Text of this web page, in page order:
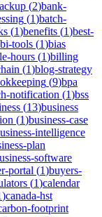
(2)bank-
(1)batch-
(1)benefits (1)best-
bi-tools (1)bias
hours (1)billing
(1)blog-strategy
(9)bpa
notification (1)bss
(13)business
(1)business-case
intelligence
plan
software
portal (1)buyers-
(1)calendar
)canada-hst
footprint